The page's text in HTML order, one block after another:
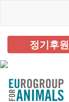
정기후